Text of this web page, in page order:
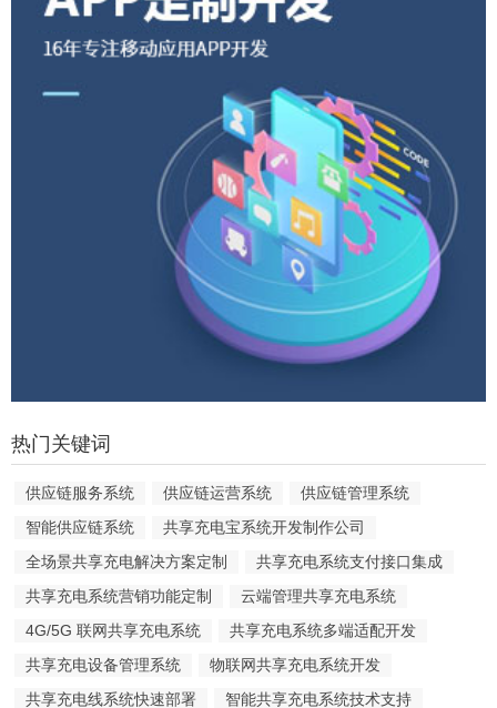
热门关键词
供应链服务系统 供应链运营系统
供应链管理系统
智能供应链系统
共享充电宝系统开发制作公司
全场景共享充电解决方案定制
共享充电系统支付接口集成
共享充电系统营销功能定制
云端管理共享充电系统
4G/5G 联网共享充电系统
共享充电系统多端适配开发
共享充电设备管理系统
物联网共享充电系统开发
共享充电线系统快速部署
智能共享充电系统技术支持